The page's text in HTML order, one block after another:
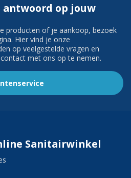
op jouw
producten of je aankoop, bezoek
Hier vind je onze
op veelgestelde vragen en
met ons op te nemen.
Sanitairwinkel